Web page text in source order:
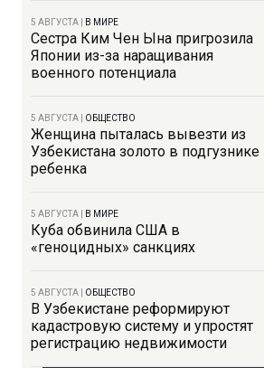
5 АВГУСТА В МИРЕ
Сестра Ким Чен Ына пригрозила
Японии из-за наращивания
военного потенциала
5 АВГУСТА ОБЩЕСТВО
Женщина пыталась вывезти из
Узбекистана золото в подгузнике
ребенка
5 АВГУСТА В МИРЕ
Куба обвинила США в
«геноцидных» санкциях
5 АВГУСТА ОБЩЕСТВО
В Узбекистане реформируют
кадастровую систему и упростят
регистрацию недвижимости